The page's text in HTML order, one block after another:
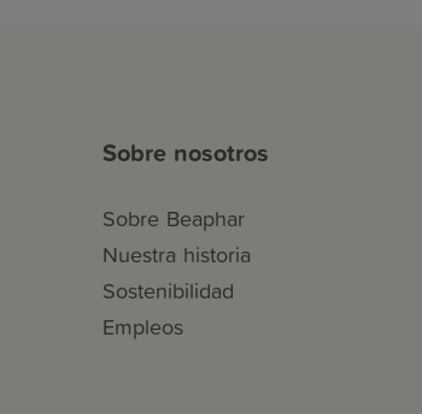
Sobre nosotros
Sobre Beaphar
Nuestra historia
Sostenibilidad
Empleos